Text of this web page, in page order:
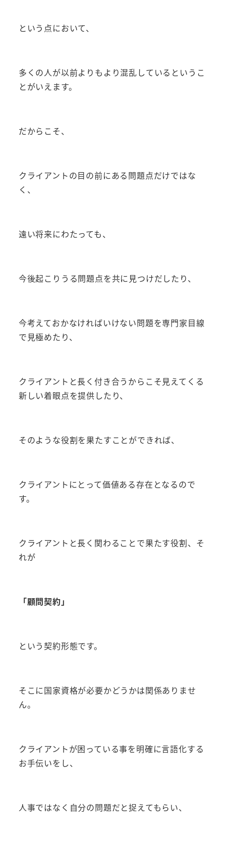
という点において、
多くの人が以前よりもより混乱しているというこ
とがいえます。
だからこそ、
クライアントの目の前にある問題点だけではな
く、
遠い将来にわたっても、
今後起こりうる問題点を共に見つけだしたり、
今考えておかなければいけない問題を専門家目線
で見極めたり、
クライアントと長く付き合うからこそ見えてくる
新しい着眼点を提供したり、
そのような役割を果たすことができれば、
クライアントにとって価値ある存在となるので
す。
クライアントと長く関わることで果たす役割、そ
れが
「顧問契約」
という契約形態です。
そこに国家資格が必要かどうかは関係ありませ
ん。
クライアントが困っている事を明確に言語化する
お手伝いをし、
人事ではなく自分の問題だと捉えてもらい、